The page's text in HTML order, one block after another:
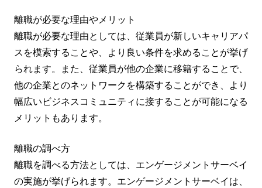
離職が必要な理由やメリット
離職が必要な理由としては、従業員が新しいキャリアパ
スを模索することや、より良い条件を求めることが挙げ
られます。また、従業員が他の企業に移籍することで、
他の企業とのネットワークを構築することができ、より
幅広いビジネスコミュニティに接することが可能になる
メリットもあります。
離職の調べ方
離職を調べる方法としては、エンゲージメントサーベイ
の実施が挙げられます。エンゲージメントサーベイは、